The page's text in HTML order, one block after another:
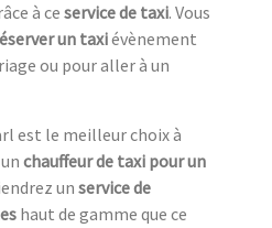
à ce service de taxi. Vous
un taxiévènement
ou pour aller à un
est le meilleur choix à
chauffeur de taxi pour un
un service de
haut de gamme que ce